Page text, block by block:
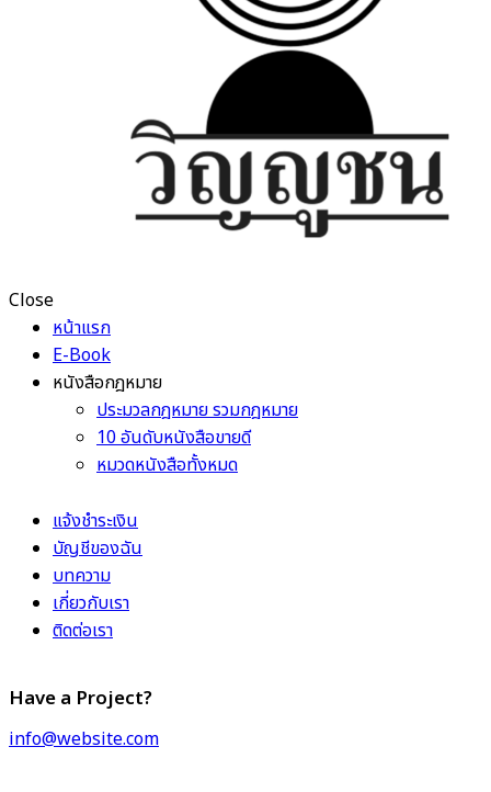
Close
หน้าแรก
E-Book
หนังสือกฎหมาย
ประมวลกฎหมาย รวมกฎหมาย
10 อันดับหนังสือขายดี
หมวดหนังสือทั้งหมด
แจ้งชำระเงิน
บัญชีของฉัน
บทความ
เกี่ยวกับเรา
ติดต่อเรา
Have a Project?
info@website.com